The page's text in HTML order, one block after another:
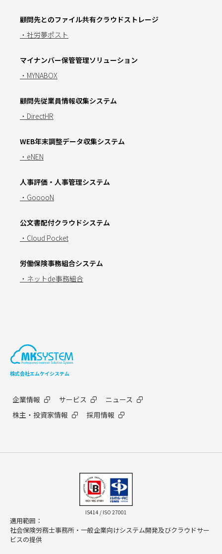
顧問先とのファイル共有クラウドストレージ
・社労夢ポスト
マイナンバー保管管理ソリューション
・MYNABOX
顧問先従業員情報収集システム
・DirectHR
WEB年末調整データ収集システム
・eNEN
人事評価・人事管理システム
・GooooN
公文書配付クラウドシステム
・Cloud Pocket
労働保険事務組合システム
・ネットde事務組合
株式会社エムケイシステム
企業情報 サービス
ニュース
株主・投資家情報
採用情報
IS414 / ISO 27001
適用範囲：
社会保険労務士事務所・一般企業向けシステム開発及びクラウドサー
ビスの提供